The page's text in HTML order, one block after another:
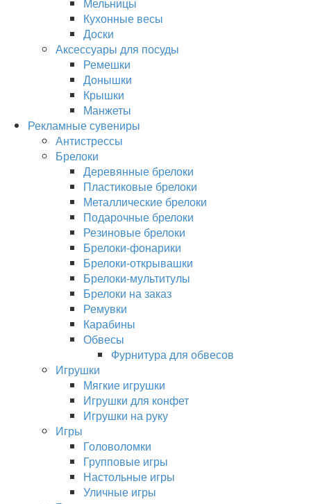
Кухонные весы
Доски
Аксессуары для посуды
Ремешки
Донышки
Крышки
Манжеты
Рекламные сувениры
Антистрессы
Брелоки
Деревянные брелоки
Пластиковые брелоки
Металлические брелоки
Подарочные брелоки
Резиновые брелоки
Брелоки-фонарики
Брелоки-открывашки
Брелоки-мультитулы
Брелоки на заказ
Ремувки
Карабины
Обвесы
Фурнитура для обвесов
Игрушки
Мягкие игрушки
Игрушки для конфет
Игрушки на руку
Игры
Головоломки
Групповые игры
Настольные игры
Уличные игры